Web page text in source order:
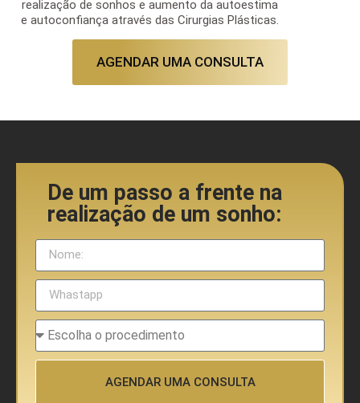
realização de sonhos e aumento da autoestima
e autoconfiança através das Cirurgias Plásticas.
AGENDAR UMA CONSULTA
De um passo a frente na
realização de um sonho:
AGENDAR UMA CONSULTA